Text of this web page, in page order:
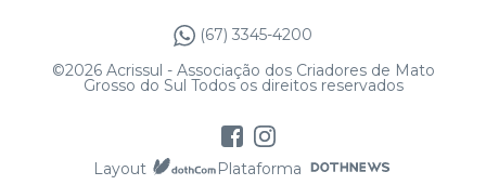
(67) 3345-4200
©2026 Acrissul - Associação dos Criadores de Mato
Grosso do Sul Todos os direitos reservados
Layout Plataforma